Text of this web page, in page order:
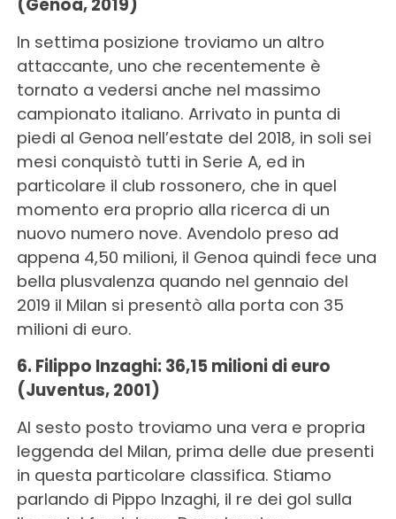
(Genoa, 2019)
In settima posizione troviamo un altro
attaccante, uno che recentemente è
tornato a vedersi anche nel massimo
campionato italiano. Arrivato in punta di
piedi al Genoa nell’estate del 2018, in soli sei
mesi conquistò tutti in Serie A, ed in
particolare il club rossonero, che in quel
momento era proprio alla ricerca di un
nuovo numero nove. Avendolo preso ad
appena 4,50 milioni, il Genoa quindi fece una
bella plusvalenza quando nel gennaio del
2019 il Milan si presentò alla porta con 35
milioni di euro.
6. Filippo Inzaghi: 36,15 milioni di euro
(Juventus, 2001)
Al sesto posto troviamo una vera e propria
leggenda del Milan, prima delle due presenti
in questa particolare classifica. Stiamo
parlando di Pippo Inzaghi, il re dei gol sulla